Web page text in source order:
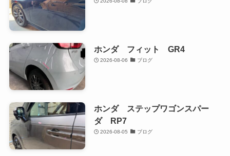
ホンダ フィット GR4
2026-08-06 ブログ
ホンダ ステップワゴンスパー
ダ RP7
2026-08-05 ブログ